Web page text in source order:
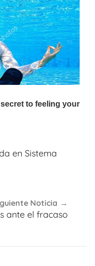
en Sistema
Noticia
ante el fracaso